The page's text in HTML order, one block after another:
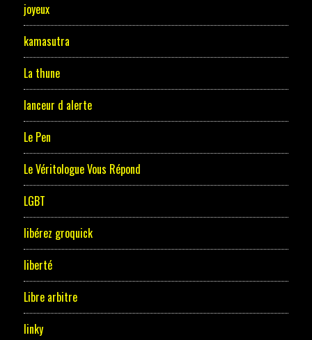
joyeux
kamasutra
La thune
lanceur d alerte
Le Pen
Le Véritologue Vous Répond
LGBT
libérez groquick
liberté
Libre arbitre
linky